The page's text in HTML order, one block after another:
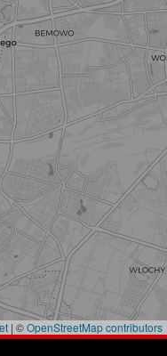
| ©OpenStreetMap contributors